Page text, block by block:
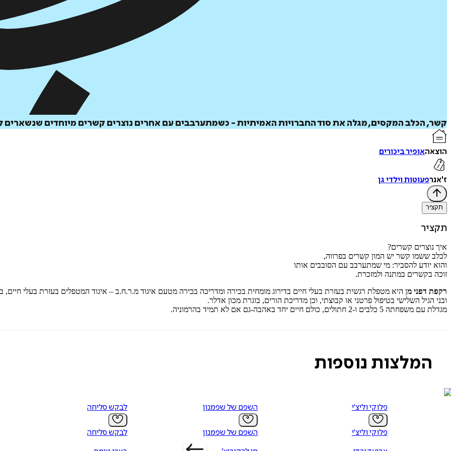
קשר, הכלב המקסים, מגלה את סוד החברויות האמיתיות - כשמתערבבים עם אחרים נוצרים קשרים מיוחדים שנשארים
הוצאהאופיר ביכורים
ז'אנרפעוטות וילדי גן
תקציר
תקציר
איך נוצרים קשרים?
לכלב ששמו קשר יש המון קשרים בפרווה,
והוא יודע להסביר: מי שמתערבב עם הסובבים אותו
זוכה בקשרים במתנה ולמזכרת.
רקפת דפני מ
ובני הגיל השלישי בטיפול פרטני או קבוצתי, וכן מדריכת הורים, בוגרת מכון אדלר.
מגדלת עם משפחתה 5 כלבים ו-2 חתולים, כולם חיים יחד באהבה-גם אם לא תמיד בהרמוניה.
המלצות נוספות
פלוקי וליצ'י
פלוקי וליצ'י
השפם של שפמנון
השפם של שפמנון
לבקש סליחה
לבקש סליחה